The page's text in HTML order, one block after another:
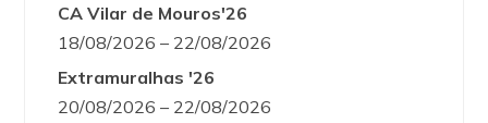
CA Vilar de Mouros'26
18/08/2026 – 22/08/2026
Extramuralhas '26
20/08/2026 – 22/08/2026